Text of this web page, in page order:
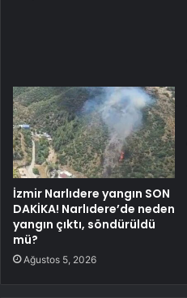
İzmir Narlıdere yangın SON
DAKİKA! Narlıdere’de neden
yangın çıktı, söndürüldü
mü?
Ağustos 5, 2026